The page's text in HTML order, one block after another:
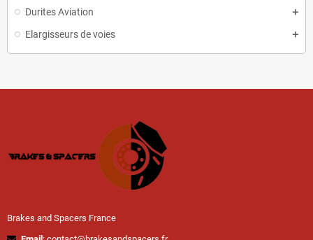
Durites Aviation
Elargisseurs de voies
Brakes and Spacers France